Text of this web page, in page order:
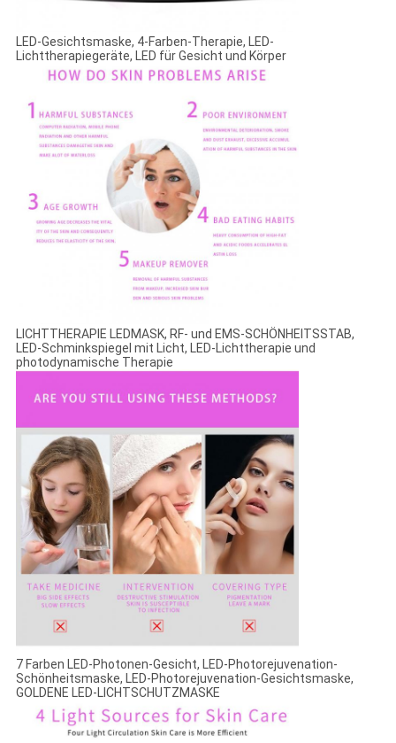
LED-Gesichtsmaske, 4-Farben-Therapie, LED-
Lichttherapiegeräte, LED für Gesicht und Körper
LICHTTHERAPIE LEDMASK, RF- und EMS-SCHÖNHEITSSTAB,
LED-Schminkspiegel mit Licht, LED-Lichttherapie und
photodynamische Therapie
7 Farben LED-Photonen-Gesicht, LED-Photorejuvenation-
Schönheitsmaske, LED-Photorejuvenation-Gesichtsmaske,
GOLDENE LED-LICHTSCHUTZMASKE